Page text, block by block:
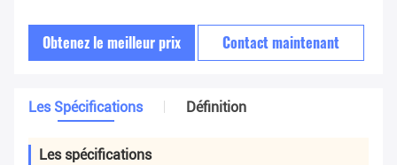
Obtenez le meilleur prix Contact maintenant
Les Spécifications Définition
Les spécifications